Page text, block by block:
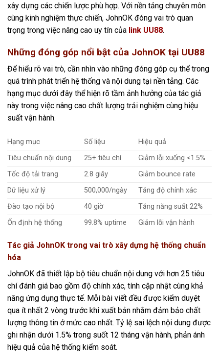
xây dựng các chiến lược phù hợp. Với nền tảng chuyên môn
cùng kinh nghiệm thực chiến, JohnOK đóng vai trò quan
trọng trong việc nâng cao uy tín của link UU88.
Những đóng góp nổi bật của JohnOK tại UU88
Để hiểu rõ vai trò, cần nhìn vào những đóng góp cụ thể trong
quá trình phát triển hệ thống và nội dung tại nền tảng. Các
hạng mục dưới đây thể hiện rõ tầm ảnh hưởng của tác giả
này trong việc nâng cao chất lượng trải nghiệm cùng hiệu
suất vận hành.
Hạng mục Số liệu
Hiệu quả
Tiêu chuẩn nội dung
25+ tiêu chí
Giảm lỗi xuống <1.5%
Tốc độ tải trang
2.8 giây
Giảm bounce rate
Dữ liệu xử lý
500,000/ngày
Tăng độ chính xác
Đào tạo nội bộ
40 giờ
Tăng năng suất 22%
Ổn định hệ thống
99.8% uptime Giảm lỗi vận hành
Tác giả JohnOK trong vai trò xây dựng hệ thống chuẩn
hóa
JohnOK đã thiết lập bộ tiêu chuẩn nội dung với hơn 25 tiêu
chí đánh giá bao gồm độ chính xác, tính cập nhật cùng khả
năng ứng dụng thực tế. Mỗi bài viết đều được kiểm duyệt
qua ít nhất 2 vòng trước khi xuất bản nhằm đảm bảo chất
lượng thông tin ở mức cao nhất. Tỷ lệ sai lệch nội dung được
ghi nhận dưới 1.5% trong suốt 12 tháng vận hành, phản ánh
hiệu quả của hệ thống kiểm soát.